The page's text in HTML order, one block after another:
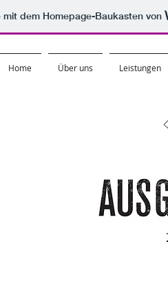
dem Homepage-Baukasten von
Home Über uns Leistungen